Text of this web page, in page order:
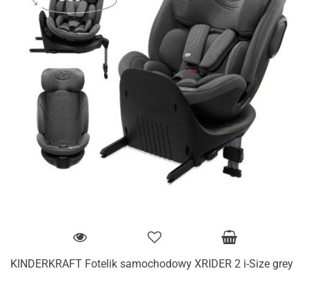
KINDERKRAFT Fotelik samochodowy XRIDER 2 i-Size grey